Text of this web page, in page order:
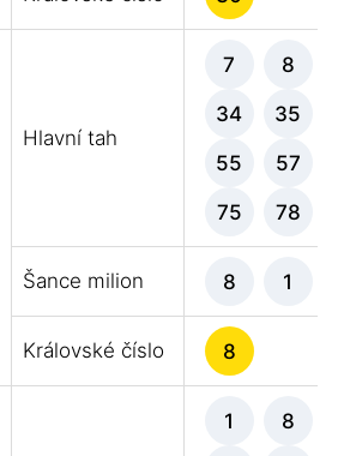
Hlavní tah
7 8
34 35
55 57
75 78
Šance milion 8 1
Královské číslo 8
1 8